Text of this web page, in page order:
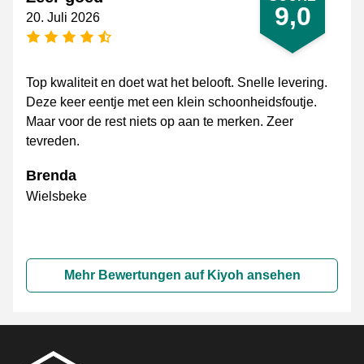
9,0
20. Juli 2026
[_General:NumberOfStarsPluralFormat]
Top kwaliteit en doet wat het belooft. Snelle levering.
Deze keer eentje met een klein schoonheidsfoutje.
Maar voor de rest niets op aan te merken. Zeer
tevreden.
Brenda
Wielsbeke
Mehr Bewertungen auf Kiyoh ansehen